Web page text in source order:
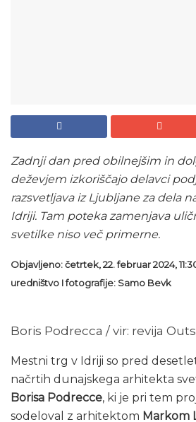
Zadnji dan pred obilnejšim in
deževjem izkoriščajo delavci
razsvetljava iz Ljubljane za dela
Idriji. Tam poteka zamenjava
svetilke niso več primerne.
Objavljeno: četrtek, 22. februar 2024,
uredništvo Ifotografije: Samo Bevk
Boris Podrecca / vir: revija
Mestni trg v Idriji so pred
načrtih dunajskega arhitekta
Borisa Podrecce, ki je pri tem
sodeloval z arhitektom Markom